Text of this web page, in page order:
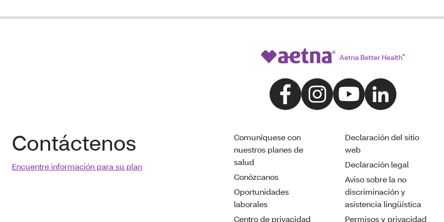
Aetna Better Health®
Contáctenos
Encuentre información para su plan
Comuníquese con
nuestros planes de
salud
Conózcanos
Oportunidades
laborales
Centro de privacidad
Declaración del sitio
web
Declaración legal
Aviso sobre la no
discriminación y
asistencia lingüística
Permisos y privacidad